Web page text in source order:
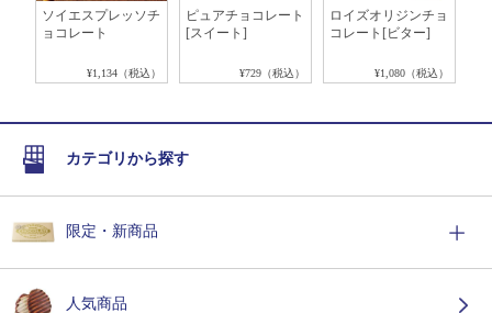
ソイエスプレッソチ
ョコレート
¥1,134（税込）
ピュアチョコレート
[スイート]
¥729（税込）
ロイズオリジンチョ
コレート[ビター]
¥1,080（税込）
カテゴリから探す
限定・新商品
人気商品